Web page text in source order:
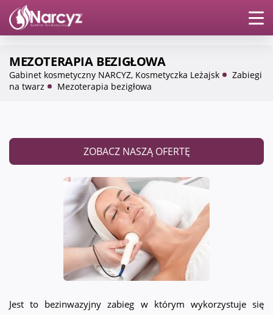
content
MEZOTERAPIA BEZIGŁOWA
Gabinet kosmetyczny NARCYZ, Kosmetyczka Leżajsk
Zabiegi
na twarz
Mezoterapia bezigłowa
ZOBACZ NASZĄ OFERTĘ
Jest to bezinwazyjny zabieg w którym wykorzystuje się